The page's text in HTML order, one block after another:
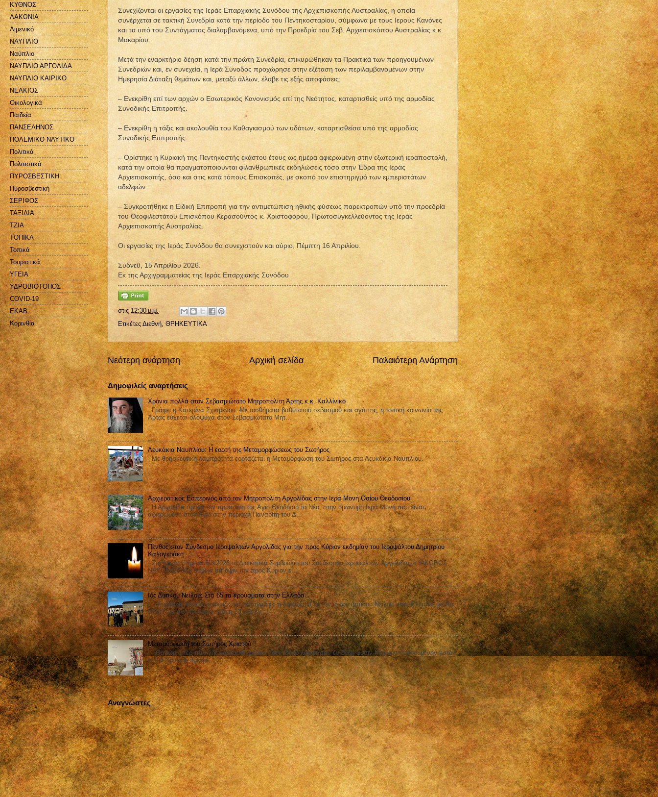
Συνεχίζονται οι εργασίες της Ιεράς Επαρχιακής Συνόδου της Αρχιεπισκοπής Αυστραλίας, η οποία
συνέρχεται σε τακτική Συνεδρία κατά την περίοδο του Πεντηκοσταρίου, σύμφωνα με τους Ιερούς Κανόνες
και τα υπό του Συντάγματος διαλαμβανόμενα, υπό την Προεδρία του Σεβ. Αρχιεπισκόπου Αυστραλίας κ.κ.
Μακαρίου.
Μετά την εναρκτήριο δέηση κατά την πρώτη Συνεδρία, επικυρώθηκαν τα Πρακτικά των προηγουμένων
Συνεδριών και, εν συνεχεία, η Ιερά Σύνοδος προχώρησε στην εξέταση των περιλαμβανομένων στην
Ημερησία Διάταξη θεμάτων και, μεταξύ άλλων, έλαβε τις εξής αποφάσεις:
– Ενεκρίθη επί των αρχών ο Εσωτερικός Κανονισμός επί της Νεότητος, καταρτισθείς υπό της αρμοδίας
Συνοδικής Επιτροπής.
– Ενεκρίθη η τάξις και ακολουθία του Καθαγιασμού των υδάτων, καταρτισθείσα υπό της αρμοδίας
Συνοδικής Επιτροπής.
– Ορίστηκε η Κυριακή της Πεντηκοστής εκάστου έτους ως ημέρα αφιερωμένη στην εξωτερική ιεραποστολή,
κατά την οποία θα πραγματοποιούνται φιλανθρωπικές εκδηλώσεις τόσο στην Έδρα της Ιεράς
Αρχιεπισκοπής, όσο και στις κατά τόπους Επισκοπές, με σκοπό τον επιστηριγμό των εμπεριστάτων
αδελφών.
– Συγκροτήθηκε η Ειδική Επιτροπή για την αντιμετώπιση ηθικής φύσεως παρεκτροπών υπό την προεδρία
του Θεοφιλεστάτου Επισκόπου Κερασούντος κ. Χριστοφόρου, Πρωτοσυγκελλεύοντος της Ιεράς
Αρχιεπισκοπής Αυστραλίας.
Οι εργασίες της Ιεράς Συνόδου θα συνεχιστούν και αύριο, Πέμπτη 16 Απριλίου.
Σύδνεϋ, 15 Απριλίου 2026.
Εκ της Αρχιγραμματείας της Ιεράς Επαρχιακής Συνόδου
στις12:30 μ.μ.
Ετικέτες Διεθνή ΘΡΗΚΕΥΤΙΚΑ
Νεότερη ανάρτηση Παλαιότερη Ανάρτηση
Αρχική σελίδα
Δημοφιλείς αναρτήσεις
Χρόνια πολλά στον Σεβασμιώτατο Μητροπολίτη Άρτης κ.κ. Καλλίνικο
Γράφει η Κατερίνα Σχισμένου: Με αισθήματα βαθύτατου σεβασμού και αγάπης, η τοπική κοινωνία της
Άρτας εύχεται ολόψυχα στον Σεβασμιώτατο Μητ...
Λευκάκια Ναυπλίου: Η εορτή της Μεταμορφώσεως του Σωτήρος
Με θρησκευτική λαμπρότητα εορτάζεται η Μεταμόρφωση του Σωτήρος στα Λευκάκια Ναυπλίου.
Αρχιερατικός Εσπερινός από τον Μητροπολίτη Αργολίδας στην Ιερά Μονή Οσίου Θεοδοσίου
Η Αργολίδα τίμησε τον προστάτη της Άγιο Θεοδόσιο το Νέο, στην ομώνυμη Ιερά Μονή που είναι
αφιερωμένη στον Άγιο στην περιοχή Παναρίτη του Δ...
Πένθος στον Σύνδεσμο Ιεροψαλτών Αργολίδας για την προς Κύριον εκδημίαν του Ιεροψάλτου Δημητρίου
Καλογεράκη
Στο Άργος σήμερα 5/8/2026 το Διοικητικό Συμβούλιο του Συνδέσμου Ιεροψαλτών Αργολίδας « ΙΑΚΩΒΟΣ
ΝΑΥΠΛΙΩΤΗΣ» λαβών υπ΄όψιν την προς Κύριον ε...
Ιός Δυτικού Νείλου: Στα 65 τα κρούσματα στην Ελλάδα
Αυξητική πορεία συνεχίζει να καταγράφει η λοίμωξη από τον ιό του Δυτικού Νείλου στην Ελλάδα, με τον
ΕΟΔΥ να ανακοινώνει ακόμη 23 νέα εγ...
Μεταμόρφωση του Σωτήρος Χριστού
Θαβὼρ ὑπὲρ πᾶν γῆς ἐδοξάσθη μέρος, Ἰδὸν Θεοῦ λάμψασαν ἐν δόξῃ φύσιν Μορφὴν ἀνδρουμένην κατὰ
ἕκτην Χριστὸς ἀμεῖψε.
Αναγνώστες
ΚΥΘΝΟΣ
ΛΑΚΩΝΙΑ
Λιμενικό
ΝΑΥΠΛΙΟ
Ναύπλιο
ΝΑΥΠΛΙΟ ΑΡΓΟΛΙΔΑ
ΝΑΥΠΛΙΟ ΚΑΙΡΙΚΟ
ΝΕΑΚΙΟΣ
Οικολογικά
Παιδεία
ΠΑΝΣΕΛΗΝΟΣ
ΠΟΛΕΜΙΚΟ ΝΑΥΤΙΚΟ
Πολιτικά
Πολιτιστικά
ΠΥΡΟΣΒΕΣΤΙΚΗ
Πυροσβεστική
ΣΕΡΙΦΟΣ
ΤΑΞΙΔΙΑ
ΤΖΙΑ
ΤΟΠΙΚΑ
Τοπικά
Τουριστικά
ΥΓΕΙΑ
ΥΔΡΟΒΙΟΤΟΠΟΣ
COVID-19
EKAB
Kορινθία